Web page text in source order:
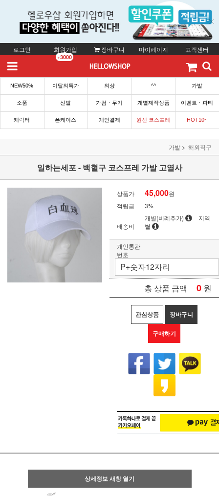
로그인 회원가입
+3000
장바구니 마이페이지 고객센터
NEW50% 이달의특가 의상 ^^ 가발
소품 신발 가검ㆍ무기 개별제작상품 이벤트ㆍ파티
캐릭터 폰케이스 개인결제 원신 코스프레 HOT10~
가발 해외직구
일하는세포 - 백혈구 코스프레 가발 고열사
상품가 45,000원
적립금
3%
배송비
개별(비례추가)
지역
별
개인통관
번호
총 상품 금액 0 원
관심상품 장바구니
구매하기
상세정보 새창 열기